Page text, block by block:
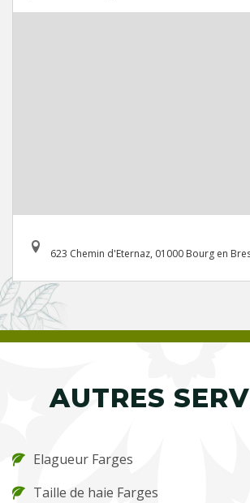
623 Chemin d'Eternaz, 01000 Bourg en
AUTRES
Elagueur Farges
Taille de haie Farges